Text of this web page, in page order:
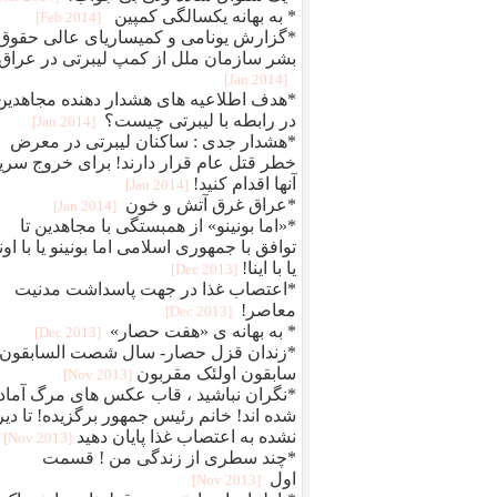
* به بهانه یکسالگی کمپین [2014 Feb]
*گزارش یونامی و کمیساریای عالی
بشر سازمان ملل از کمپ لیبرتی در
[2014 Jan]
*هدف اطلاعیه های هشدار دهنده
در رابطه با لیبرتی چیست؟
[2014 Jan]
*هشدار جدی : ساکنان لیبرتی در معرض
خطر قتل عام قرار دارند! برای خروج
آنها اقدام کنید! [2014 Jan]
*عراق غرق آتش و خون [2014 Jan]
*«اما بونینو» از همبستگی با مجاهدین تا
توافق با جمهوری اسلامی اما بونینو یا با
یا با اینا! [2013 Dec]
*اعتصاب غذا در جهت پاسداشت مدنیت
معاصر!
[2013 Dec]
* به بهانه ی «هفت حصار» [2013 Dec]
*زندان قزل حصار- سال شصت السابقون
سابقون اولئک مقربون [2013 Nov]
*نگران نباشید ، قاب عکس های مرگ
شده اند! خانم رئیس جمهور برگزیده! تا
نشده به اعتصاب غذا پایان دهید [2013 Nov]
*چند سطری از زندگی من ! قسمت
اول
[2013 Nov]